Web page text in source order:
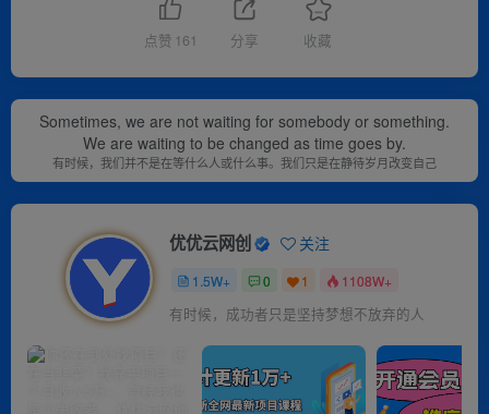
点赞 161 分享 收藏
Sometimes, we are not waiting for somebody or something.
We are waiting to be changed as time goes by.
有时候，我们并不是在等什么人或什么事。我们只是在静待岁月改变自己
优优云网创 关注
1.5W+ 0 1 1108W+
有时候，成功者只是坚持梦想不放弃的人